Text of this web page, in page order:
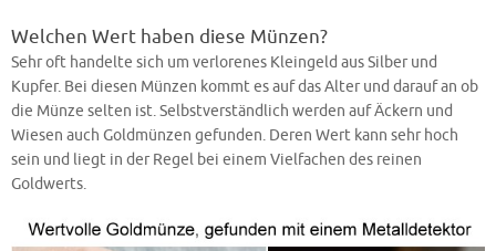
Welchen Wert haben diese Münzen?
Sehr oft handelte sich um verlorenes Kleingeld aus Silber und
Kupfer. Bei diesen Münzen kommt es auf das Alter und darauf an ob
die Münze selten ist. Selbstverständlich werden auf Äckern und
Wiesen auch Goldmünzen gefunden. Deren Wert kann sehr hoch
sein und liegt in der Regel bei einem Vielfachen des reinen
Goldwerts.